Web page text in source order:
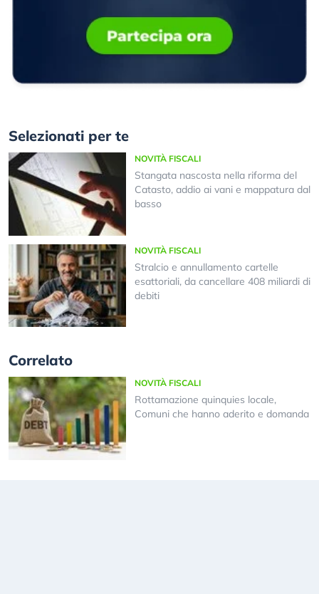
Selezionati per te
NOVITÀ FISCALI
Stangata nascosta nella riforma del
Catasto, addio ai vani e mappatura dal
basso
NOVITÀ FISCALI
Stralcio e annullamento cartelle
esattoriali, da cancellare 408 miliardi di
debiti
Correlato
NOVITÀ FISCALI
Rottamazione quinquies locale,
Comuni che hanno aderito e domanda